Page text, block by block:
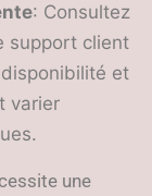
: Consultez
support client
et
varier
une